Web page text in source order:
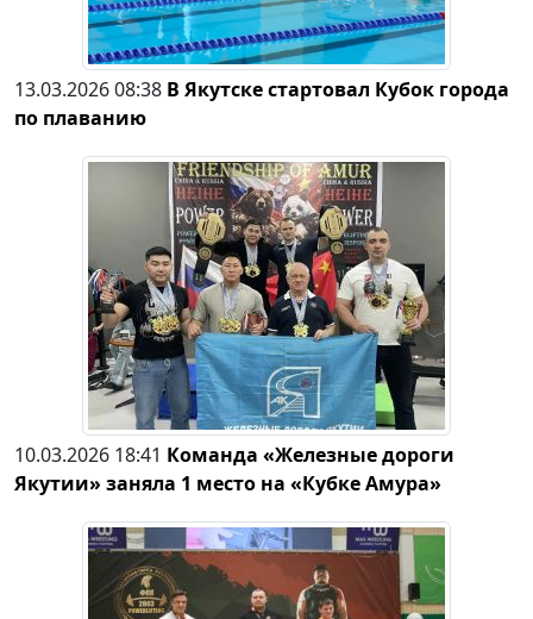
13.03.2026 08:38 В Якутске стартовал Кубок города
по плаванию
10.03.2026 18:41 Команда «Железные дороги
Якутии» заняла 1 место на «Кубке Амура»